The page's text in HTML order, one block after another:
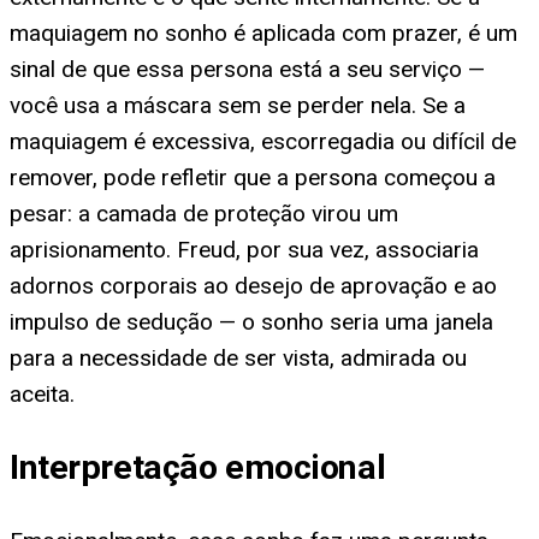
maquiagem no sonho é aplicada com prazer, é um
sinal de que essa persona está a seu serviço —
você usa a máscara sem se perder nela. Se a
maquiagem é excessiva, escorregadia ou difícil de
remover, pode refletir que a persona começou a
pesar: a camada de proteção virou um
aprisionamento. Freud, por sua vez, associaria
adornos corporais ao desejo de aprovação e ao
impulso de sedução — o sonho seria uma janela
para a necessidade de ser vista, admirada ou
aceita.
Interpretação emocional